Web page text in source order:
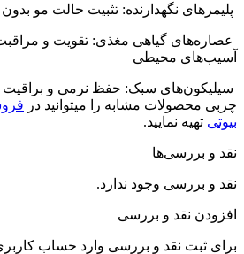
نگهدارنده:تثبیت حالت مو بدون خشک
گیاهی مغذی:تقویت و مراقبت از مو در
محیطی
سبک:حفظ نرمی و براقیت طبیعی
مشابه را میتوانید درفروشگاه
نمایید.
وجود ندارد.
و بررسی
نقد و بررسیوارد حساب کاربریخود